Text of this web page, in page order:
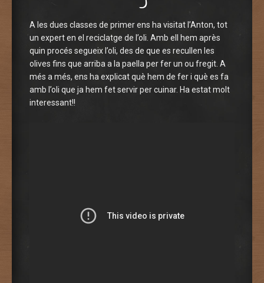
A les dues classes de primer ens ha visitat l’Anton, tot
un expert en el reciclatge de l’oli. Amb ell hem après
quin procés segueix l’oli, des de que es recullen les
olives fins que arriba a la paella per fer un ou fregit. A
més a més, ens ha explicat què hem de fer i què es fa
amb l’oli que ja hem fet servir per cuinar. Ha estat molt
interessant!!